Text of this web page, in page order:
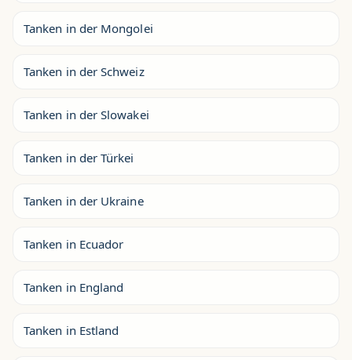
Tanken in der Mongolei
Tanken in der Schweiz
Tanken in der Slowakei
Tanken in der Türkei
Tanken in der Ukraine
Tanken in Ecuador
Tanken in England
Tanken in Estland